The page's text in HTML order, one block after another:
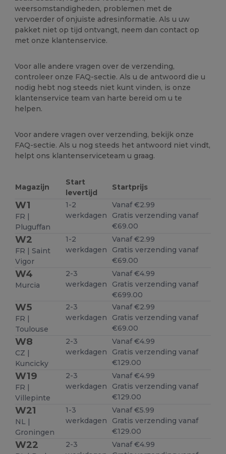
weersomstandigheden, problemen met de
vervoerder of onjuiste adresinformatie. Als u uw
pakket niet op tijd ontvangt, neem dan contact op
met onze klantenservice.
Voor alle andere vragen over de verzending,
controleer onze FAQ-sectie. Als u de antwoord die u
nodig hebt nog steeds niet kunt vinden, is onze
klantenservice team van harte bereid om u te
helpen.
Voor andere vragen over verzending, bekijk onze
FAQ-sectie. Als u nog steeds het antwoord niet vindt,
helpt ons klantenserviceteam u graag.
Magazijn
Start
levertijd
Startprijs
W1
FR |
Pluguffan
1-2
werkdagen
Vanaf €2.99
Gratis verzending vanaf
€69.00
W2
FR | Saint
Vigor
1-2
werkdagen
Vanaf €2.99
Gratis verzending vanaf
€69.00
W4
Murcia
2-3
werkdagen
Vanaf €4.99
Gratis verzending vanaf
€699.00
W5
FR |
Toulouse
2-3
werkdagen
Vanaf €2.99
Gratis verzending vanaf
€69.00
W8
CZ |
Kuncicky
2-3
werkdagen
Vanaf €4.99
Gratis verzending vanaf
€129.00
W19
FR |
Villepinte
2-3
werkdagen
Vanaf €4.99
Gratis verzending vanaf
€129.00
W21
NL |
Groningen
1-3
werkdagen
Vanaf €5.99
Gratis verzending vanaf
€129.00
W22
2-3
Vanaf €4.99